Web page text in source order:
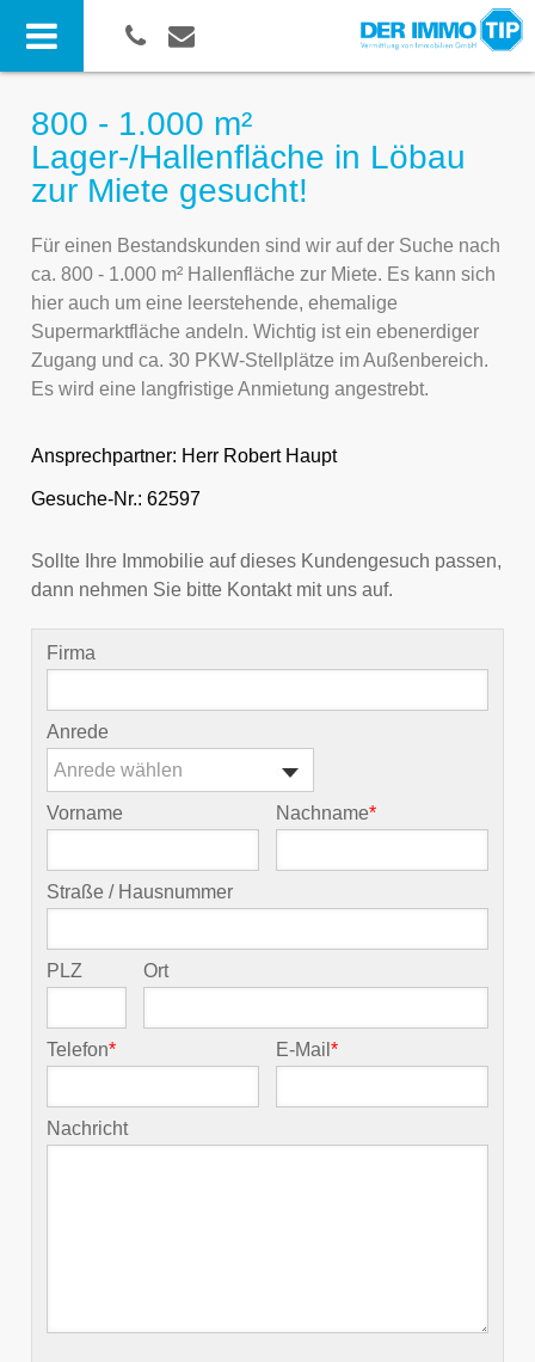
800 - 1.000 m²
Lager-/Hallenfläche in Löbau
zur Miete gesucht!
Für einen Bestandskunden sind wir auf der Suche nach
ca. 800 - 1.000 m² Hallenfläche zur Miete. Es kann sich
hier auch um eine leerstehende, ehemalige
Supermarktfläche andeln. Wichtig ist ein ebenerdiger
Zugang und ca. 30 PKW-Stellplätze im Außenbereich.
Es wird eine langfristige Anmietung angestrebt.
Ansprechpartner: Herr Robert Haupt
Gesuche-Nr.: 62597
Sollte Ihre Immobilie auf dieses Kundengesuch passen,
dann nehmen Sie bitte Kontakt mit uns auf.
Firma
Anrede
Anrede wählen
Vorname Nachname*
Straße / Hausnummer
PLZ Ort
Telefon* E-Mail*
Nachricht